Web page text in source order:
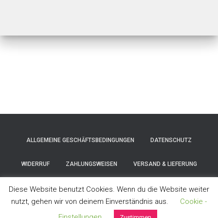
ALLGEMEINE GESCHÄFTSBEDINGUNGEN DATENSCHUTZ
WIDERRUF ZAHLUNGSWEISEN VERSAND & LIEFERUNG
IMPRESSUM
Hestia | Entwickelt vonThemeIsle
Diese Website benutzt Cookies. Wenn du die Website weiter
nutzt, gehen wir von deinem Einverständnis aus.
Cookie -